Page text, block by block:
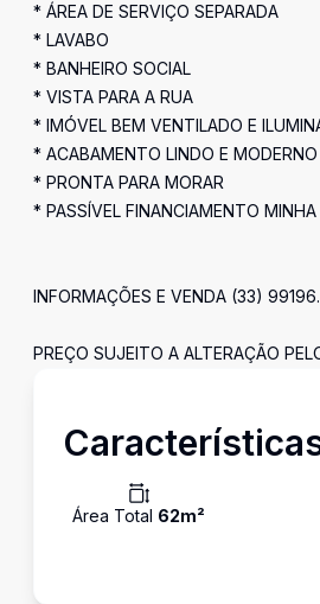
* ÁREA DE SERVIÇO SEPARADA
* LAVABO
* BANHEIRO SOCIAL
* VISTA PARA A RUA
* IMÓVEL BEM VENTILADO E
* ACABAMENTO LINDO E MODERNO
* PRONTA PARA MORAR
* PASSÍVEL FINANCIAMENTO
INFORMAÇÕES E VENDA (33)
PREÇO SUJEITO A ALTERAÇÃO
Área Total 62m²